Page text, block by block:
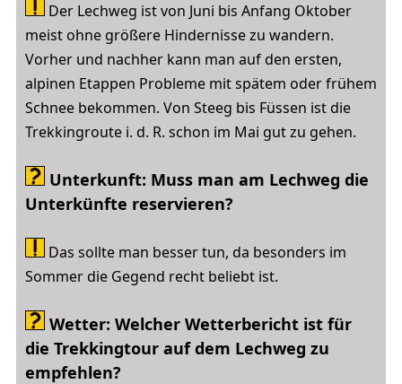
Der Lechweg ist von Juni bis Anfang Oktober
meist ohne größere Hindernisse zu wandern.
Vorher und nachher kann man auf den ersten,
alpinen Etappen Probleme mit spätem oder frühem
Schnee bekommen. Von Steeg bis Füssen ist die
Trekkingroute i. d. R. schon im Mai gut zu gehen.
Unterkunft: Muss man am Lechweg die
Unterkünfte reservieren?
Das sollte man besser tun, da besonders im
Sommer die Gegend recht beliebt ist.
Wetter: Welcher Wetterbericht ist für
die Trekkingtour auf dem Lechweg zu
empfehlen?